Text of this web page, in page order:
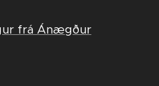
frá Ánægður